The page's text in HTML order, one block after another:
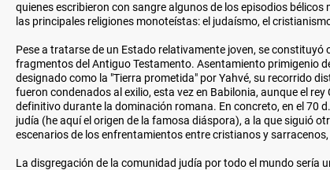
quienes escribieron con sangre algunos de los episodios
las principales religiones monoteístas: el judaísmo, el
Pese a tratarse de un Estado relativamente joven, se
fragmentos del Antiguo Testamento. Asentamiento primigenio
designado como la "Tierra prometida" por Yahvé, su recorrido
fueron condenados al exilio, esta vez en Babilonia, aunque el
definitivo durante la dominación romana. En concreto, en el 70
judía (he aquí el origen de la famosa diáspora), a la que siguió
escenarios de los enfrentamientos entre cristianos y
La disgregación de la comunidad judía por todo el mundo sería